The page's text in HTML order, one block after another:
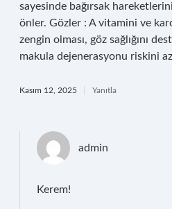
sayesinde bağırsak
önler. Gözler : A vitamini ve
zengin olması, göz sağlığını
makula dejenerasyonu riskini
Kasım 12, 2025 Yanıtla
admin
Kerem!